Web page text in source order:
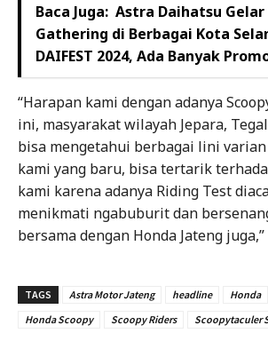
Baca Juga: Astra Daihatsu
Gathering di Berbagai Kota
DAIFEST 2024, Ada Banyak
“Harapan kami dengan adanya
ini, masyarakat wilayah Jepara,
bisa mengetahui berbagai lini varian
kami yang baru, bisa tertarik
kami karena adanya Riding Test
menikmati ngabuburit dan
bersama dengan Honda Jateng
TAGS Astra Motor Jateng headline Honda
Honda Scoopy
Scoopy Riders Scoopytaculer